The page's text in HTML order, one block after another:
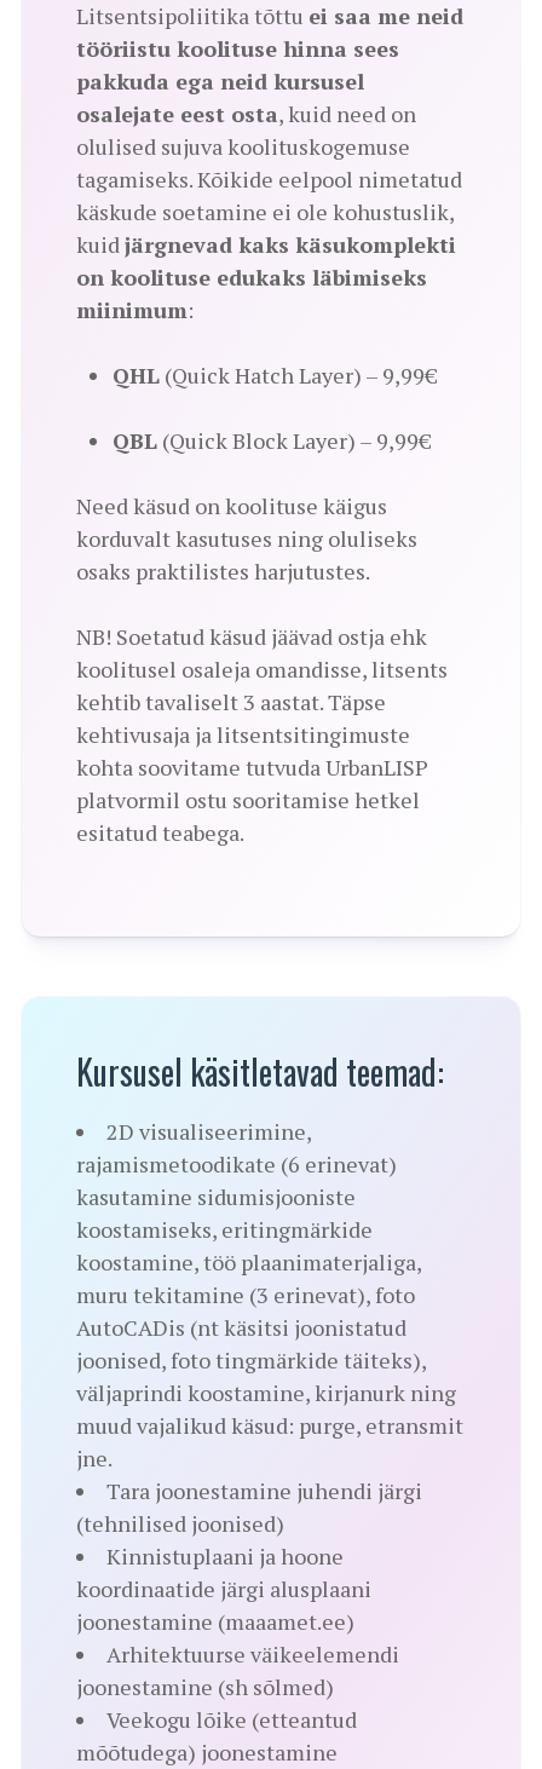
Litsentsipoliitika tõttu ei saa me neid
tööriistu koolituse hinna sees
pakkuda ega neid kursusel
osalejate eest osta, kuid need on
olulised sujuva koolituskogemuse
tagamiseks. Kõikide eelpool nimetatud
käskude soetamine ei ole kohustuslik,
kuidjärgnevad kaks käsukomplekti
on koolituse edukaks läbimiseks
miinimum:
QHL (Quick Hatch Layer) – 9,99€
QBL (Quick Block Layer) – 9,99€
Need käsud on koolituse käigus
korduvalt kasutuses ning oluliseks
osaks praktilistes harjutustes.
NB! Soetatud käsud jäävad ostja ehk
koolitusel osaleja omandisse, litsents
kehtib tavaliselt 3 aastat. Täpse
kehtivusaja ja litsentsitingimuste
kohta soovitame tutvuda UrbanLISP
platvormil ostu sooritamise hetkel
esitatud teabega.
Kursusel käsitletavad teemad:
2D visualiseerimine,
rajamismetoodikate (6 erinevat)
kasutamine sidumisjooniste
koostamiseks, eritingmärkide
koostamine, töö plaanimaterjaliga,
muru tekitamine (3 erinevat), foto
AutoCADis (nt käsitsi joonistatud
joonised, foto tingmärkide täiteks),
väljaprindi koostamine, kirjanurk ning
muud vajalikud käsud: purge, etransmit
jne.
Tara joonestamine juhendi järgi
(tehnilised joonised)
Kinnistuplaani ja hoone
koordinaatide järgi alusplaani
joonestamine (maaamet.ee)
Arhitektuurse väikeelemendi
joonestamine (sh sõlmed)
Veekogu lõike (etteantud
mõõtudega) joonestamine